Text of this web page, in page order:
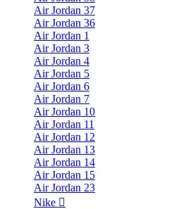
Air Jordan 37
Air Jordan 36
Air Jordan 1
Air Jordan 3
Air Jordan 4
Air Jordan 5
Air Jordan 6
Air Jordan 7
Air Jordan 10
Air Jordan 11
Air Jordan 12
Air Jordan 13
Air Jordan 14
Air Jordan 15
Air Jordan 23
Nike